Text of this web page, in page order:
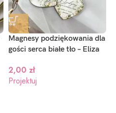
Magnesy podziękowania dla
gości serca białe tło – Eliza
2,00 zł
Projektuj